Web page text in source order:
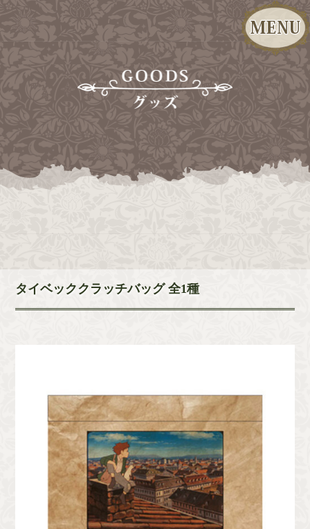
タイベッククラッチバッグ 全1種